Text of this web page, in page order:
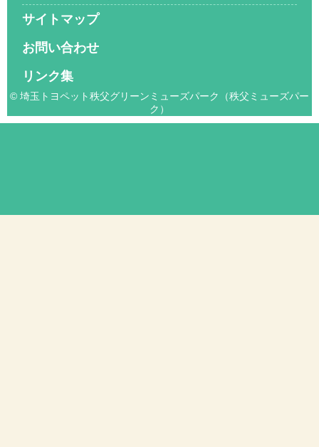
サイトマップ
お問い合わせ
リンク集
© 埼玉トヨペット秩父グリーンミューズパーク（秩父ミューズパー
ク）